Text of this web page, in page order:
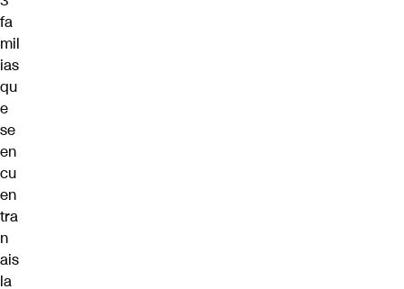
fa
mil
ias
qu
e
se
en
cu
en
tra
n
ais
la